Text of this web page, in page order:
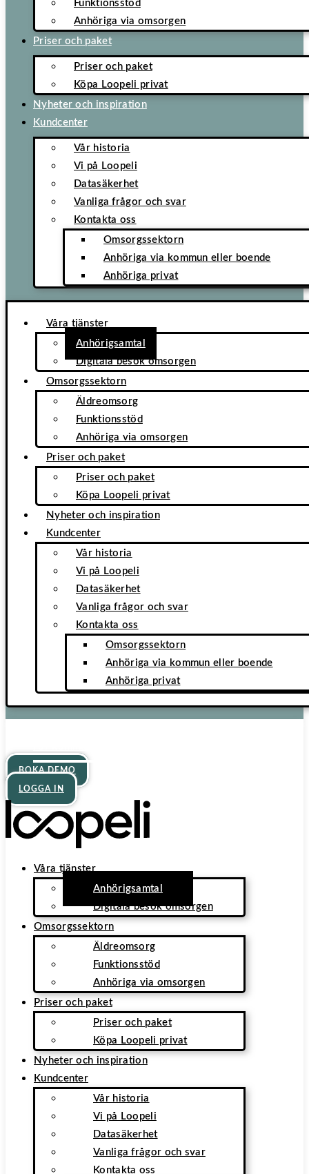
Funktionsstöd
Anhöriga via omsorgen
Priser och paket
Priser och paket
Köpa Loopeli privat
Nyheter och inspiration
Kundcenter
Vår historia
Vi på Loopeli
Datasäkerhet
Vanliga frågor och svar
Kontakta oss
Omsorgssektorn
Anhöriga via kommun eller boende
Anhöriga privat
Våra tjänster
Anhörigsamtal
Digitala besök omsorgen
Omsorgssektorn
Äldreomsorg
Funktionsstöd
Anhöriga via omsorgen
Priser och paket
Priser och paket
Köpa Loopeli privat
Nyheter och inspiration
Kundcenter
Vår historia
Vi på Loopeli
Datasäkerhet
Vanliga frågor och svar
Kontakta oss
Omsorgssektorn
Anhöriga via kommun eller boende
Anhöriga privat
BOKA DEMO
LOGGA IN
Våra tjänster
Anhörigsamtal
Digitala besök omsorgen
Omsorgssektorn
Äldreomsorg
Funktionsstöd
Anhöriga via omsorgen
Priser och paket
Priser och paket
Köpa Loopeli privat
Nyheter och inspiration
Kundcenter
Vår historia
Vi på Loopeli
Datasäkerhet
Vanliga frågor och svar
Kontakta oss